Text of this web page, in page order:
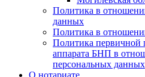
Политика в
данных
Политика в
Политика первичной
аппарата БНП в
персональных данных